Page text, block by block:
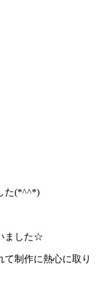
た(*^^*)
ました☆
て制作に熱心に取り